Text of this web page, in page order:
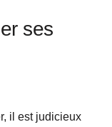
ses
il est judicieux